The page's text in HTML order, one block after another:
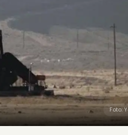
Foto: